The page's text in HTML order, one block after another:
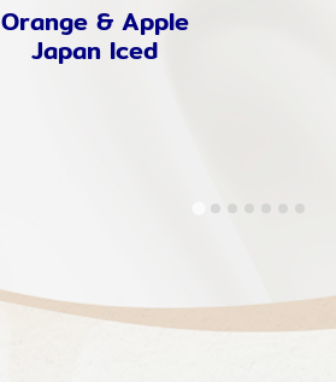
Orange & Apple
Japan Iced